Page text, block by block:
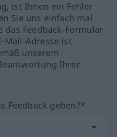
ist Ihnen ein Fehler
Sie uns einfach mal
das Feedback-Formular
Mail-Adresse ist
unserem
Ihrer
Feedback geben?*